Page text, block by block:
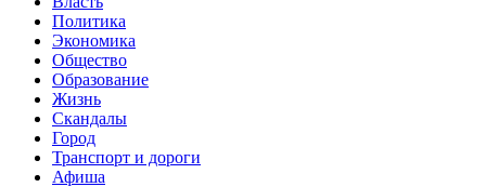
Политика
Экономика
Общество
Образование
Жизнь
Скандалы
Город
Транспорт и дороги
Афиша